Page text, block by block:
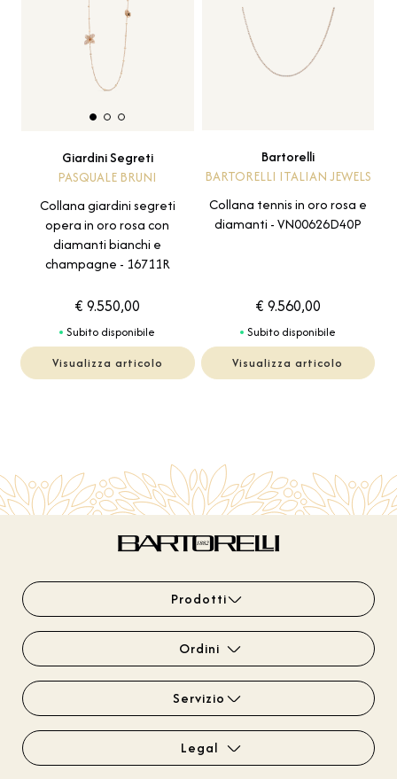
Giardini Segreti
PASQUALE BRUNI
Collana giardini segreti
opera in oro rosa con
diamanti bianchi e
champagne - 16711R
€ 9.550,00
Subito disponibile
Visualizza articolo
Bartorelli
BARTORELLI ITALIAN JEWELS
Collana tennis in oro rosa e
diamanti - VN00626D40P
€ 9.560,00
Subito disponibile
Visualizza articolo
Prodotti
Ordini
Servizio
Legal